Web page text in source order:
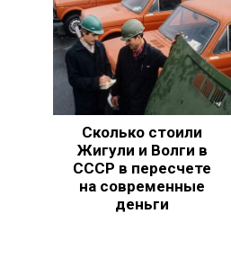
Сколько стоили
Жигули и Волги в
СССР в пересчете
на современные
деньги